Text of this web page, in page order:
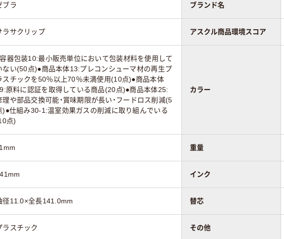
ブラ ブランド名
ラサクリップ アスクル商品環境スコア
器包装10:最小販売単位において包装材料を使用して
ない(50点)●商品本体13:プレコンシューマ材の再生プ
スチックを50％以上70％未満使用(10点)●商品本体
原料に認証を取得している商品(20点)●商品本体25:
理や部品交換可能・賞味期限が長い・フードロス削減(5
)●仕組み30-1:温室効果ガスの削減に取り組んでいる
点)
カラー
重量
インク
径11.0×全長141.0mm 替芯
ラスチック その他